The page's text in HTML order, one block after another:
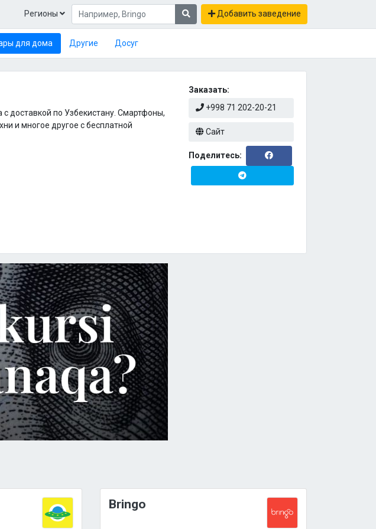
Регионы Добавить заведение
для дома Другие Досуг
доставкой по Узбекистану. Смартфоны,
и многое другое с бесплатной
Заказать:
+998 71 202-20-21
Сайт
Поделитесь:
Bringo